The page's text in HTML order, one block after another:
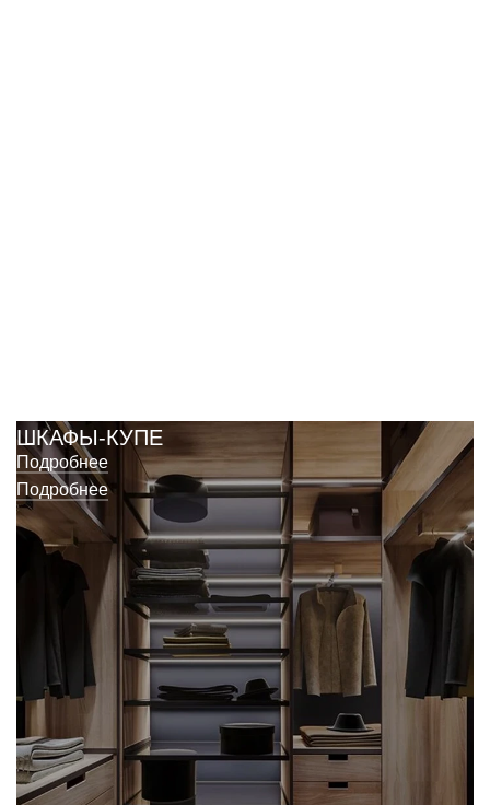
Подробнее
ШКАФЫ-КУПЕ
Подробнее